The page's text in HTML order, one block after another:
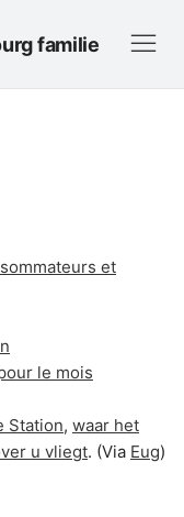
familie
et
le mois
Station, waar het
u vliegt. (Via Eug)